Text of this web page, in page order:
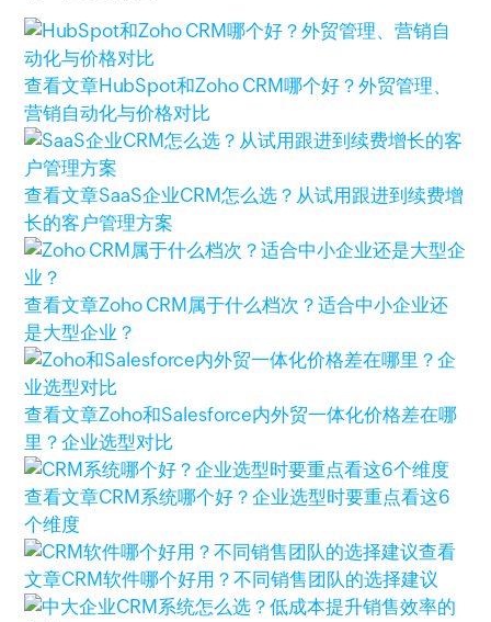
查看文章HubSpot和Zoho CRM哪个好？外贸管理、
营销自动化与价格对比
查看文章SaaS企业CRM怎么选？从试用跟进到续费增
长的客户管理方案
查看文章Zoho CRM属于什么档次？适合中小企业还
是大型企业？
查看文章Zoho和Salesforce内外贸一体化价格差在哪
里？企业选型对比
查看文章CRM系统哪个好？企业选型时要重点看这6
个维度
查看
文章CRM软件哪个好用？不同销售团队的选择建议